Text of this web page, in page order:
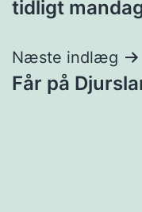
tidligt
Næste indlæg
Får på